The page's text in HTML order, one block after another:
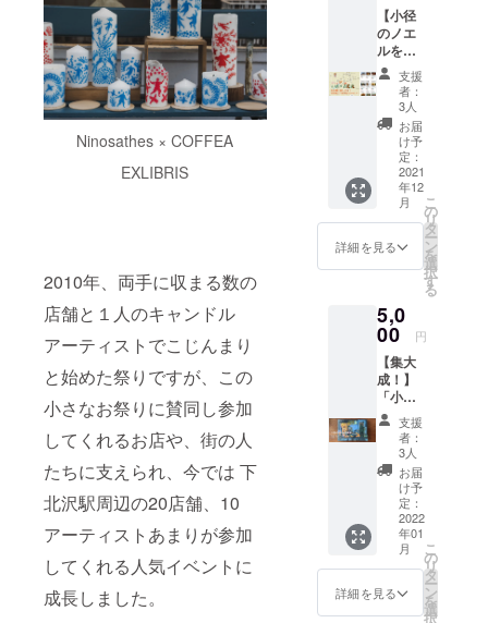
Ninosathes × COFFEA
EXLIBRIS
2010年、両手に収まる数の
店舗と１人のキャンドル
アーティストでこじんまり
と始めた祭りですが、この
小さなお祭りに賛同し参加
してくれるお店や、街の人
たちに支えられ、今では 下
北沢駅周辺の20店舗、10
アーティストあまりが参加
してくれる人気イベントに
成長しました。
ちで、
下北沢
リンク
パーク
にも参
加して
いる金
子賢三
さん。
小径の
ノエル
参加の
店・八
月」の
る下北
育ちの
建築
家。 小
径のノ
エルは
2020年
からア
ンケー
トによ
る「小
径のノ
エル
賞」を
作って
ぜんぶ
巡った
劇場、
ライブ
ハウ
ス、飲
食店や
飲み屋
やカ
フェ、
そして
最近で
は古着
屋さん
がたく
きてい
ます。
は、若
者の街
と言わ
れてい
ます
が、下
北沢が
賑わう
ように
なった
はじま
りは、
戦後。
駅前
がで
き、魚
れをつ
けてノ
エルを
巡った
ら、何
かいい
ことが
あるか
も？ お
届け
は、年
明け1月
の予定
です。
ムで
す。
載も
可！一
緒にノ
エルを
過ごす
あの人
への
ちょっ
とした
サプラ
イズ
や、お
気に入
りの
援にい
かがで
か？各
店舗10
名ま
で。支
援者に
は、支
援した
キャン
ドルを
撮影し
て、
アー
ティス
トから
【小径
のノエ
ルをお
得に楽
しん
じゃお
う！】
参加店
舗の皆
様が、
小径の
ノエル
のため
に特典
をご用
した！
ぜひい
ろんな
お店に
行っ
て、新
しい出
会いを
楽しん
でくだ
さい！
※当日、
気流舎
(世田谷
区代沢
5-29-17
飯田ハ
支援
者：
3人
お届
け予
定：
2021
年12
月
詳細を見る
こ
の
リ
タ
ー
ン
を
選
択
す
る
5,0
00 円
【集大
成！】
「小径
のノエ
ルの11
年間を
ぎゅっ
と1冊
に」 ⭐︎
写真集
「Small
Shops,
Small
Lights
小径の
支援
者：
3人
お届
け予
定：
2022
年01
月
詳細を見る
こ
の
リ
タ
ー
ン
を
選
択